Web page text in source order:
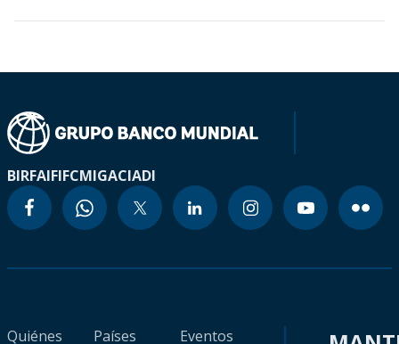
BIRFAIFIFCMIGACIADI
Quiénes
Países
Eventos